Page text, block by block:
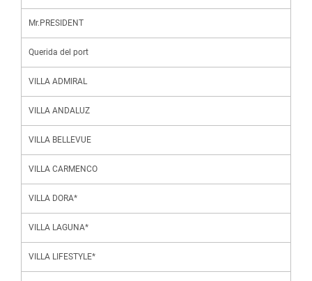
Mr.PRESIDENT
Querida del port
VILLA ADMIRAL
VILLA ANDALUZ
VILLA BELLEVUE
VILLA CARMENCO
VILLA DORA*
VILLA LAGUNA*
VILLA LIFESTYLE*